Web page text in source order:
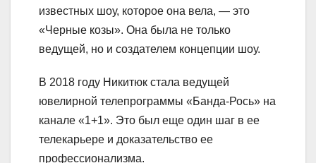
известных шоу, которое она вела, — это
«Черные козы». Она была не только
ведущей, но и создателем концепции шоу.
В 2018 году Никитюк стала ведущей
ювелирной телепрограммы «Банда-Рось» на
канале «1+1». Это был еще один шаг в ее
телекарьере и доказательство ее
профессионализма.